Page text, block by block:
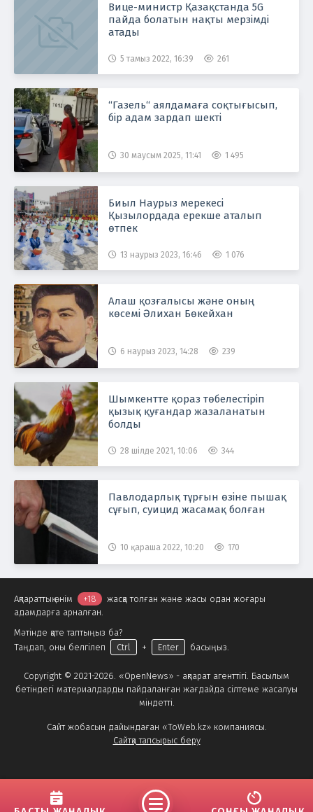
Вице-министр Қазақстанда 5G
пайда болатын нақты мерзімді
атады
5 тамыз 2022, 16:39 261
“Газель“ аялдамаға соқтығысып,
бір адам зардап шекті
30 маусым 2025, 11:41 1 495
Биыл Наурыз мерекесі
Қызылордада ерекше аталып
өтпек
13 наурыз 2023, 16:46 1 076
Алаш қозғалысы және оның
көсемі Әлихан Бөкейхан
6 наурыз 2023, 14:28 239
Шымкентте қораз төбелестіріп
қызық қуғандар жазаланатын
болды
28 шілде 2021, 10:06 344
Павлодарлық тұрғын өзіне пышақ
сұғып, суицид жасамақ болған
10 қараша 2022, 10:20 170
Copyright © 2021-2026. «OpenNews» - ақпарат агенттігі. Басылым
бетіндегі материалдарды пайдаланған жағдайда сілтеме жасалуы
міндетті.
Сайт жобасын дайындаған «ToWeb.kz» компаниясы.
Сайтқа тапсырыс беру
Ақпараттық өнім +18
жасқа толған және жасы одан жоғары
адамдарға арналған.
Мәтінде қате таптыңыз ба?
Таңдап, оны белгілеп
Ctrl + Enter басыңыз.